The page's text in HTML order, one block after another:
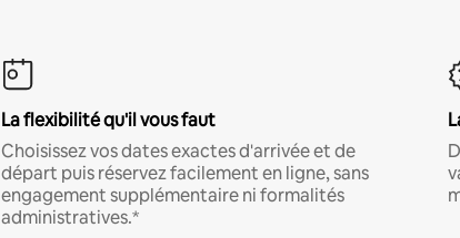
La flexibilité qu'il vous faut
Choisissez vos dates exactes d'arrivée et de
départ puis réservez facilement en ligne, sans
engagement supplémentaire ni formalités
administratives.*